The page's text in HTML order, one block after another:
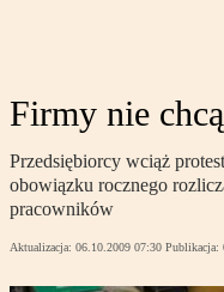
Firmy nie
Przedsiębiorcy wciąż
obowiązku rocznego
pracowników
Aktualizacja: 06.10.2009 07:30 Publikacja: